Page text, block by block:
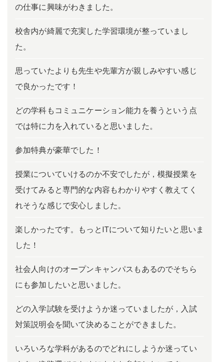
の仕事に興味がわきました。
校舎内が綺麗で充実した学習環境が整っていまし
た。
思っていたよりも先生や先輩方が親しみやすい感じ
で良かったです！
どの学科もコミュニケーション能力を養うという点
では特に力を入れていると思いました。
参加特典が豪華でした！
授業についていけるのか不安でしたが，模擬授業を
受けてみると専門的な内容もわかりやすく教えてく
れそうな感じで安心しました。
楽しかったです。もっとITについて知りたいと思いま
した！
社会人向けのオープンキャンパスもあるのでそちら
にも参加したいと思いました。
どの入学試験を受けようか迷っていましたが，入試
対策説明会を聞いて決めることができました。
いろいろな学科があるのでどれにしようか迷ってい